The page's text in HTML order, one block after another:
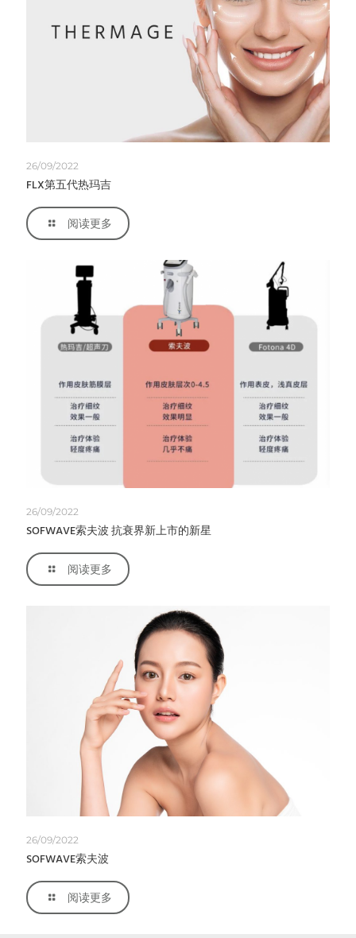
26/09/2022
FLX第五代热玛吉
阅读更多
26/09/2022
SOFWAVE索夫波 抗衰界新上市的新星
阅读更多
26/09/2022
SOFWAVE索夫波
阅读更多